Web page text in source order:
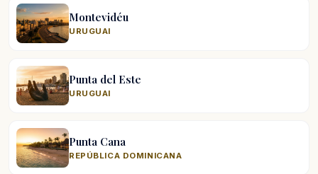
Montevidéu
URUGUAI
Punta del Este
URUGUAI
Punta Cana
REPÚBLICA DOMINICANA